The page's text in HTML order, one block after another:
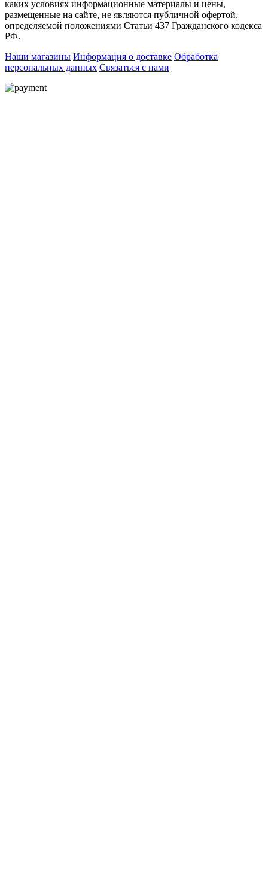
каких условиях информационные материалы и цены,
размещенные на сайте, не являются публичной офертой,
определяемой положениями Статьи 437 Гражданского кодекса
РФ.
Наши магазины Информация о доставке Обработка
персональных данных Связаться с нами